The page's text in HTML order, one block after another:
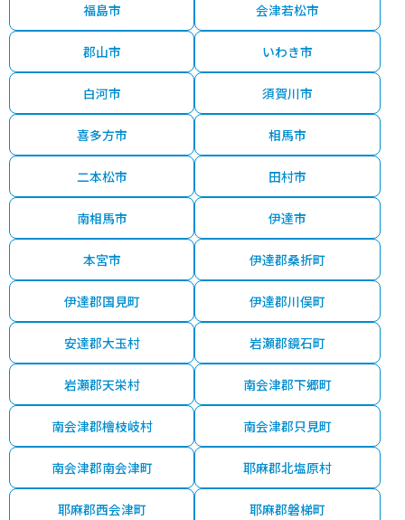
福島市 会津若松市
郡山市 いわき市
白河市 須賀川市
喜多方市 相馬市
二本松市 田村市
南相馬市 伊達市
本宮市 伊達郡桑折町
伊達郡国見町 伊達郡川俣町
安達郡大玉村 岩瀬郡鏡石町
岩瀬郡天栄村 南会津郡下郷町
南会津郡檜枝岐村 南会津郡只見町
南会津郡南会津町 耶麻郡北塩原村
耶麻郡西会津町 耶麻郡磐梯町